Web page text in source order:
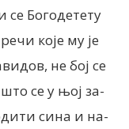
Богодетету
које му је
не бој се
се у њој за-
сина и на-